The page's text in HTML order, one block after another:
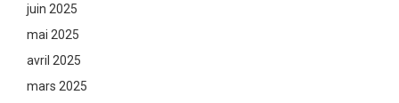
juin 2025
mai 2025
avril 2025
mars 2025